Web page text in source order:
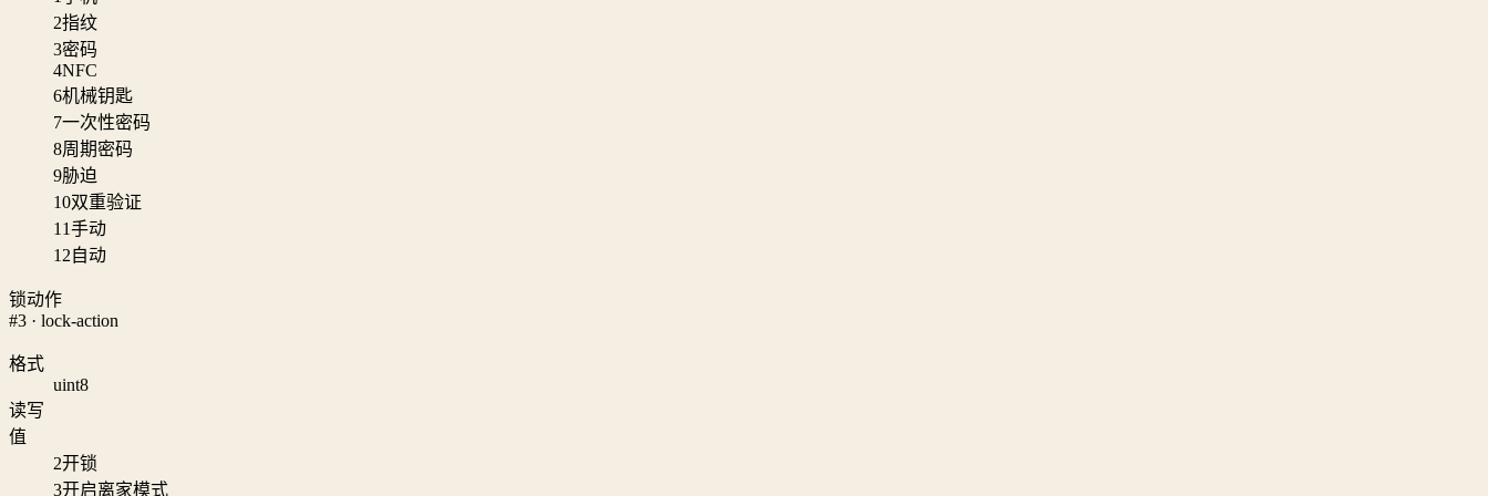
2指纹
3密码
4NFC
6机械钥匙
7一次性密码
8周期密码
9胁迫
10双重验证
11手动
12自动
锁动作
#3 · lock-action
格式
uint8
读写
值
2开锁
3开启离家模式